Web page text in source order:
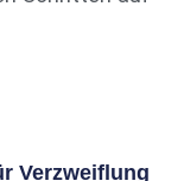
Verzweiflung